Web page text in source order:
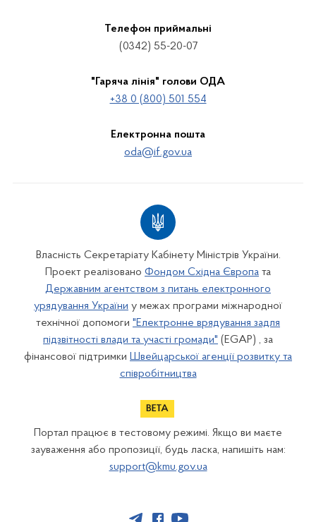
Телефон приймальні
(0342) 55-20-07
"Гаряча лінія" голови ОДА
+38 0 (800) 501 554
Електронна пошта
oda@if.gov.ua
Власність Секретаріату Кабінету Міністрів України.
Проект реалізовано Фондом Східна Європа та
Державним агентством з питань електронного
урядування України у межах програми міжнародної
технічної допомоги "Електронне врядування задля
підзвітності влади та участі громади" (EGAP) , за
фінансової підтримки Швейцарської агенції розвитку та
співробітництва
Портал працює в тестовому режимі. Якщо ви маєте
зауваження або пропозиції, будь ласка, напишіть нам:
support@kmu.gov.ua